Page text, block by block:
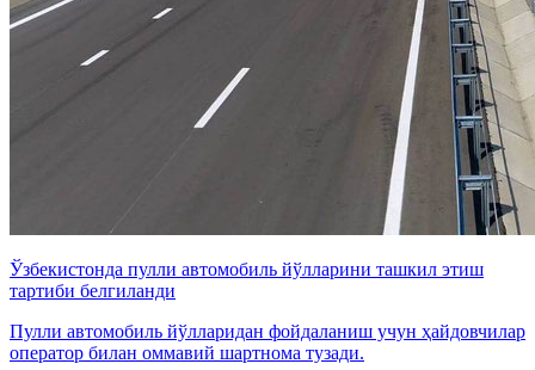
Ўзбекистонда пулли автомобиль йўлларини ташкил этиш
тартиби белгиланди
Пулли автомобиль йўлларидан фойдаланиш учун ҳайдовчилар
оператор билан оммавий шартнома тузади.